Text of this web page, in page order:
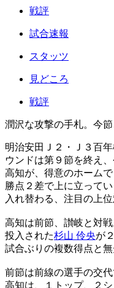
戦評
試合速報
スタッツ
見どころ
戦評
潤沢な攻撃の手札。今
明治安田Ｊ２・Ｊ３百
ウンドは第９節を終え
高知が、得意のホーム
勝点２差で上に立って
入れ替わる、注目の上位
高知は前節、讃岐と対
投入された杉山 伶央が
試合ぶりの複数得点と
前節は前線の選手の交
高知は、１トップ、２